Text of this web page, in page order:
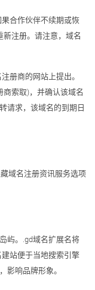
合作伙伴不续期或恢
注册。请注意，域名
册商的网站上提出。
索取)，并确认该域名
请求，该域名的到期日
域名注册资讯服务选项
屿。.gd域名扩展名将
站便于当地搜索引擎
影响品牌形象。